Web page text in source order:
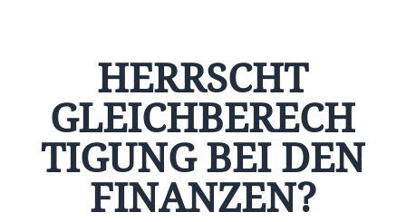
HERRSCHT
GLEICHBERECH
TIGUNG BEI DEN
FINANZEN?